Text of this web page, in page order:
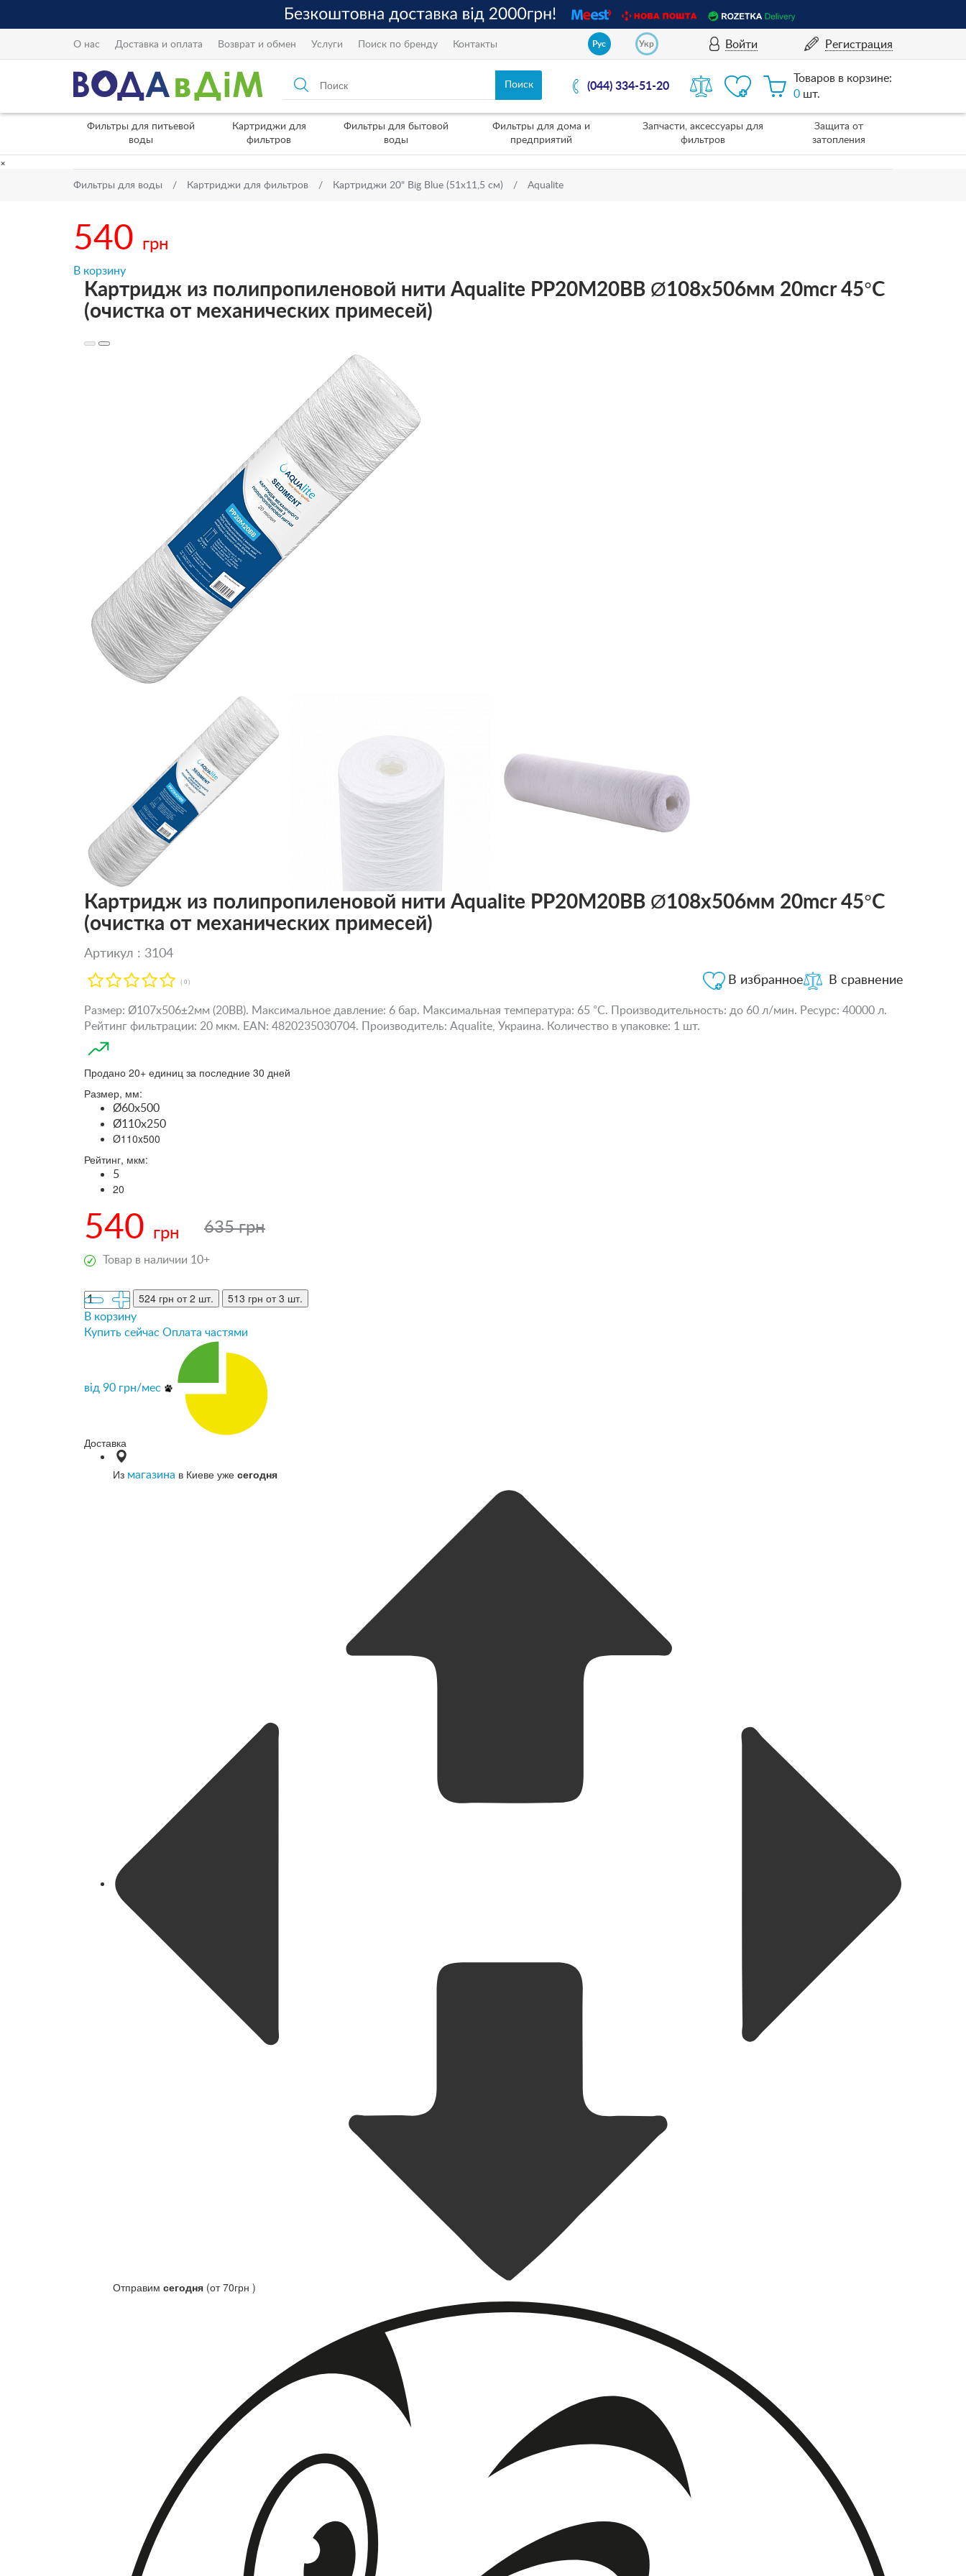
О нас Доставка и оплата Возврат и обмен Услуги Поиск по бренду Контакты Рус Укр Войти Регистрация
(044) 334-51-20
Товаров в корзине:
0 шт.
Фильтры для питьевой
воды
Картриджи для
фильтров
Фильтры для бытовой
воды
Фильтры для дома и
предприятий
Запчасти, аксессуары для
фильтров
Защита от
затопления
×
Фильтры для воды Картриджи для фильтров Картриджи 20" Вig Вlue (51х11,5 см) Aqualite
540 грн
В корзину
Картридж из полипропиленовой нити Aqualite PP20M20BB Ø108x506мм 20mcr 45°C
(очистка от механических примесей)
Картридж из полипропиленовой нити Aqualite PP20M20BB Ø108x506мм 20mcr 45°C
(очистка от механических примесей)
Артикул : 3104
( 0 ) В сравнение
В избранное
Размер: Ø107x506±2мм (20ВВ). Максимальное давление: 6 бар. Максимальная температура: 65 °С. Производительность: до 60 л/мин. Ресурс: 40000 л.
Рейтинг фильтрации: 20 мкм. EAN: 4820235030704. Производитель: Aqualite, Украина. Количество в упаковке: 1 шт.
Продано 20+ единиц за последние 30 дней
Размер, мм:
Ø60x500
Ø110x250
Ø110x500
Рейтинг, мкм:
5
20
540 грн 635 грн
Товар в наличии 10+
524 грн от 2 шт. 513 грн от 3 шт.
В корзину
Купить сейчас Оплата частями
від 90 грн/мес
Доставка
Из магазина в Киеве уже сегодня
Отправим сегодня (от 70грн )